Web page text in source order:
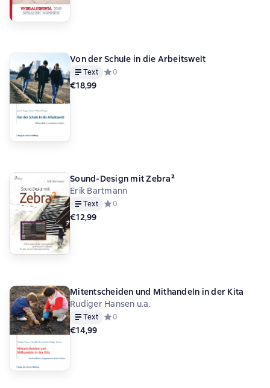
Von der Schule in die Arbeitswelt
Text Средний рейтинг 0 на основе 0 оценок
0
€18,99
Sound-Design mit Zebra²
Erik Bartmann
Text Средний рейтинг 0 на основе 0 оценок
0
€12,99
Mitentscheiden und Mithandeln in der Kita
Rudiger Hansen u.a.
Text Средний рейтинг 0 на основе 0 оценок
0
€14,99